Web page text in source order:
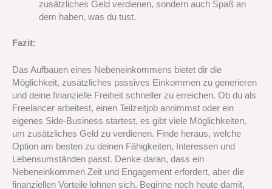
zusätzliches Geld verdienen, sondern auch Spaß an
dem haben, was du tust.
Fazit:
Das Aufbauen eines Nebeneinkommens bietet dir die
Möglichkeit, zusätzliches passives Einkommen zu generieren
und deine finanzielle Freiheit schneller zu erreichen. Ob du als
Freelancer arbeitest, einen Teilzeitjob annimmst oder ein
eigenes Side-Business startest, es gibt viele Möglichkeiten,
um zusätzliches Geld zu verdienen. Finde heraus, welche
Option am besten zu deinen Fähigkeiten, Interessen und
Lebensumständen passt. Denke daran, dass ein
Nebeneinkommen Zeit und Engagement erfordert, aber die
finanziellen Vorteile lohnen sich. Beginne noch heute damit,